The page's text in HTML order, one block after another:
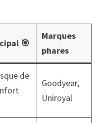
🎯
Marques
phares
de
Goodyear,
Uniroyal